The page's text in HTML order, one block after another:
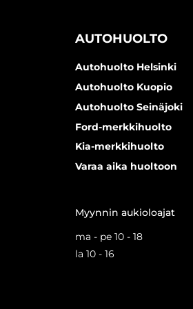
AUTOHUOLTO
Autohuolto Helsinki
Autohuolto Kuopio
Autohuolto Seinäjoki
Ford-merkkihuolto
Kia-merkkihuolto
Varaa aika huoltoon
Myynnin aukioloajat
ma - pe 10 - 18
la 10 - 16